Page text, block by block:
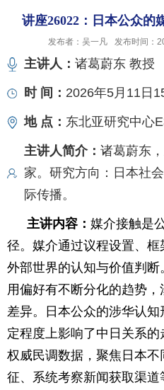
讲座26022：日本公众的
发布者：吴一凡 发布时间：
主讲人： 诸葛蔚东 教授
时 间： 2026年5月11日
地 点： 东北亚研究中心
主讲人简介： 诸葛蔚东
家。研究方向：日本社
际传播。
主讲内容： 媒介接触是
径。媒介通过议程设置、
外部世界的认知与价值判
用偏好有不断分化的趋势
差异。日本公众的涉华认
定程度上影响了中日关系
权威民调数据，聚焦日本
征、系统考察新闻获取渠